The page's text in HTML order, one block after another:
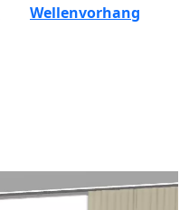
Wellenvorhang